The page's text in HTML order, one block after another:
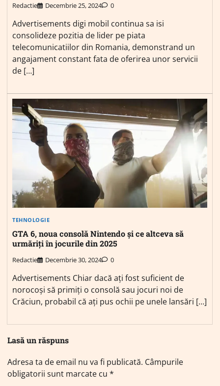
Redactie Decembrie 25, 2024 0
Advertisements digi mobil continua sa isi
consolideze pozitia de lider pe piata
telecomunicatiilor din Romania, demonstrand un
angajament constant fata de oferirea unor servicii
de […]
TEHNOLOGIE
GTA 6, noua consolă Nintendo și ce altceva să
urmăriți în jocurile din 2025
Redactie Decembrie 30, 2024 0
Advertisements Chiar dacă ați fost suficient de
norocoși să primiți o consolă sau jocuri noi de
Crăciun, probabil că ați pus ochii pe unele lansări […]
Lasă un răspuns
Adresa ta de email nu va fi publicată. Câmpurile
obligatorii sunt marcate cu *